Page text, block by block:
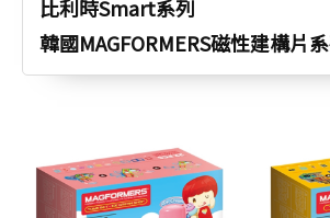
比利時Smart系列
韓國MAGFORMERS磁性建構片